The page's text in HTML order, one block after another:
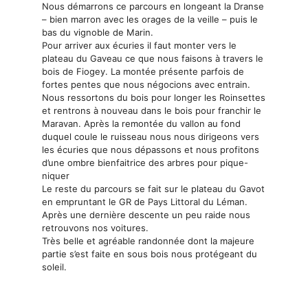
Nous démarrons ce parcours en longeant la Dranse
– bien marron avec les orages de la veille – puis le
bas du vignoble de Marin.
Pour arriver aux écuries il faut monter vers le
plateau du Gaveau ce que nous faisons à travers le
bois de Fiogey. La montée présente parfois de
fortes pentes que nous négocions avec entrain.
Nous ressortons du bois pour longer les Roinsettes
et rentrons à nouveau dans le bois pour franchir le
Maravan. Après la remontée du vallon au fond
duquel coule le ruisseau nous nous dirigeons vers
les écuries que nous dépassons et nous profitons
d’une ombre bienfaitrice des arbres pour pique-
niquer
Le reste du parcours se fait sur le plateau du Gavot
en empruntant le GR de Pays Littoral du Léman.
Après une dernière descente un peu raide nous
retrouvons nos voitures.
Très belle et agréable randonnée dont la majeure
partie s’est faite en sous bois nous protégeant du
soleil.